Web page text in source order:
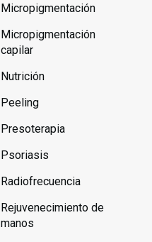
Micropigmentación
Micropigmentación
capilar
Nutrición
Peeling
Presoterapia
Psoriasis
Radiofrecuencia
Rejuvenecimiento de
manos